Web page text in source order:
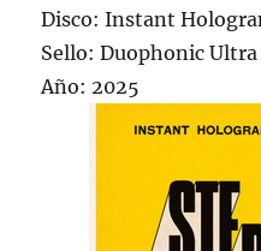
Disco: Instant
Sello: Duophonic
Año: 2025